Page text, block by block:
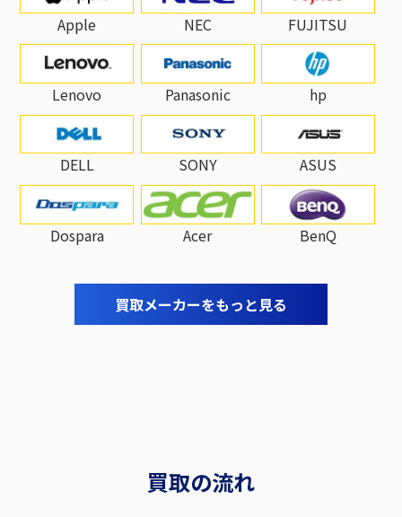
Apple NEC FUJITSU
Lenovo Panasonic hp
DELL SONY ASUS
Dospara Acer BenQ
買取メーカーをもっと見る
買取の流れ